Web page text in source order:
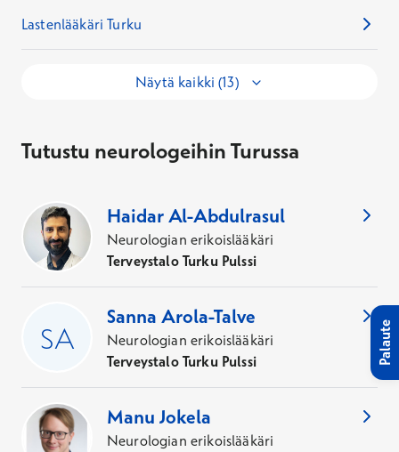
Lastenlääkäri Turku
Näytä kaikki (13)
Tutustu neurologeihin Turussa
HaidarAl-Abdulrasul
Neurologian erikoislääkäri
Terveystalo Turku Pulssi
Sanna Arola-Talve
Neurologian erikoislääkäri
Terveystalo Turku Pulssi
Manu Jokela
Neurologian erikoislääkäri
Palaute